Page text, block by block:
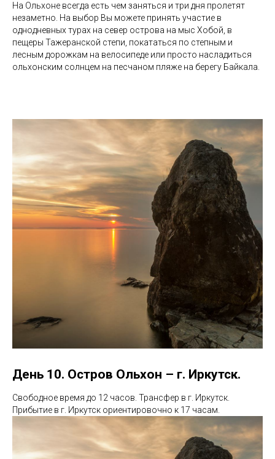
На Ольхоне всегда есть чем заняться и три дня пролетят
незаметно. На выбор Вы можете принять участие в
однодневных турах на север острова на мыс Хобой, в
пещеры Тажеранской степи, покататься по степным и
лесным дорожкам на велосипеде или просто насладиться
ольхонским солнцем на песчаном пляже на берегу Байкала.
День 10. Остров Ольхон – г. Иркутск.
Свободное время до 12 часов. Трансфер в г. Иркутск.
Прибытие в г. Иркутск ориентировочно к 17 часам.